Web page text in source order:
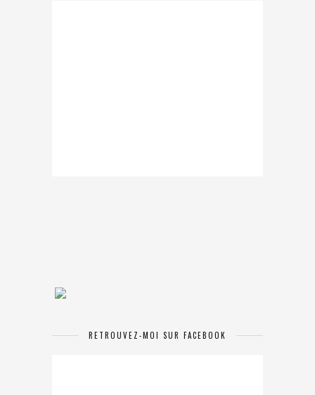
RETROUVEZ-MOI SUR FACEBOOK